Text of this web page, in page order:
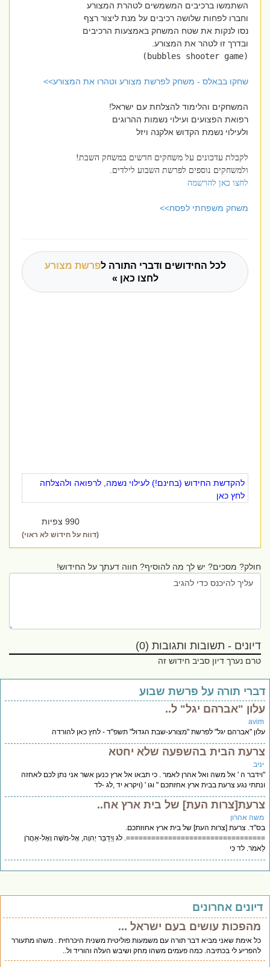
השתמשו ברכיבים המשמשים לטהרת המצורע
וחברו לפחות שלושה רכיבים על מנת ליצור רצף
נסו לנקות את שטח המשחק באמצעות הרכיבים
ובדרך זו לטהר את המצורע.
(bubbles shooter game)
שחקו בבאלס - משחק לפרשת מצורע וטהרו את המצורע>>
המשחקים והלימוד להצלחת עם ישראל!
רפואת הפצועים ועילוי נשמות ההרוגים
ולעילוי נשמת הקדוש אלקנה ויזל
לקבלת עדכונים על משחקים חדשים במשחק השבת!
ולמשחקים נוספים לפרשת השבוע לילדים.
לחצו כאן להרשמה
משחק משפחתי לפסח>>
לכל החידושים ודברי התורה לפרשת מצורע
לחצו כאן »
להקדשת החידוש (בחינם!) לעילוי נשמה, לרפואה ולהצלחה
לחץ כאן
990 צפיות
(דווח על חידוש לא ראוי)
חולק? מסכים? יש לך מה להוסיף? חווה דעתך על החידוש!
דיונים - תשובות ותגובות (0)
טרם נערך דיון סביב חידוש זה
דברי תורה על פרשת שבוע
עלון "אברהם יגל" ל..
avim
עלון "אברהם יגל" לפרשת "מצורע-שבת הגדול" תשפ"ד - לחץ כאן להורדה
צרעת הבית בהשפעה שלא יחטא
יניב
"וידבר ה ' אל משה ואל אהרן לאמר . כי תבאו אל ארץ כנען אשר אני נתן לכם לאחזה
ונתתי נגע צרעת בבית ארץ אחזתכם " וגו ' (ויקרא יד ,לג -לד
צרעת[צרות העת] של בית ארץ אח..
משה אהרון
בס"ד. צרעת [צרות העת] של בית ארץ אחוזתכם.
=================================. לג וַיְדַבֵּר יְהוָה, אֶל-מֹשֶׁה וְאֶל-אַהֲרֹן
לֵאמֹר. לד כִּי
דיונים אחרונים
מהפכות עושים בעם ישראל ...
כל אימת שאני מביא דבר תורה עם משמעות פוליטית משנית היכרחית . משהו מתעורר
להפריע לי בכתיבה. כמה פעמים משהו מחק ושיבש העלה והוריד ול..